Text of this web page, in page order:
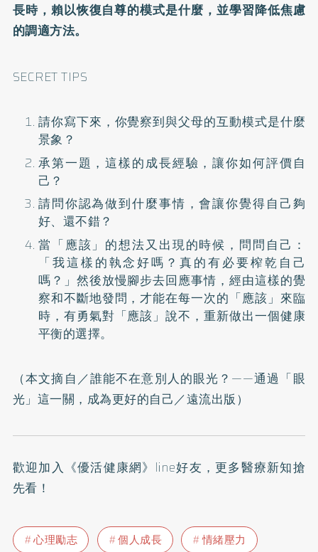
長時，賴以恢復自尊的模式是什麼，並學習降低焦慮
的調適方法。
SECRET TIPS
請你寫下來，你覺察到與父母的互動模式是什麼
景象？
承第一題，這樣的成長經驗，讓你如何評價自
己？
請問你認為做到什麼事情，會讓你覺得自己夠
好、還不錯？
當「應該」的想法又出現的時候，問問自己：
「我這樣的執念好嗎？真的有必要榨乾自己
嗎？」然後放慢腳步去回應事情，經由這樣的覺
察和不斷地發問，才能在每一次的「應該」來臨
時，有勇氣對「應該」說不，重新做出一個健康
平衡的選擇。
（本文摘自／誰能不在意別人的眼光？——通過「眼
光」這一關，成為更好的自己／遠流出版）
歡迎加入 《優活健康網》line好友 ，更多醫療新知搶
先看！
心理勵志 個人成長
情緒壓力